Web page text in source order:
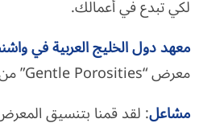
لكي تبدع في أعمالك.
معهد دول الخليج العربية في
معرض “Gentle Porosities” من حيث المكان؟
مشاعل: لقد قمنا بتنسيق